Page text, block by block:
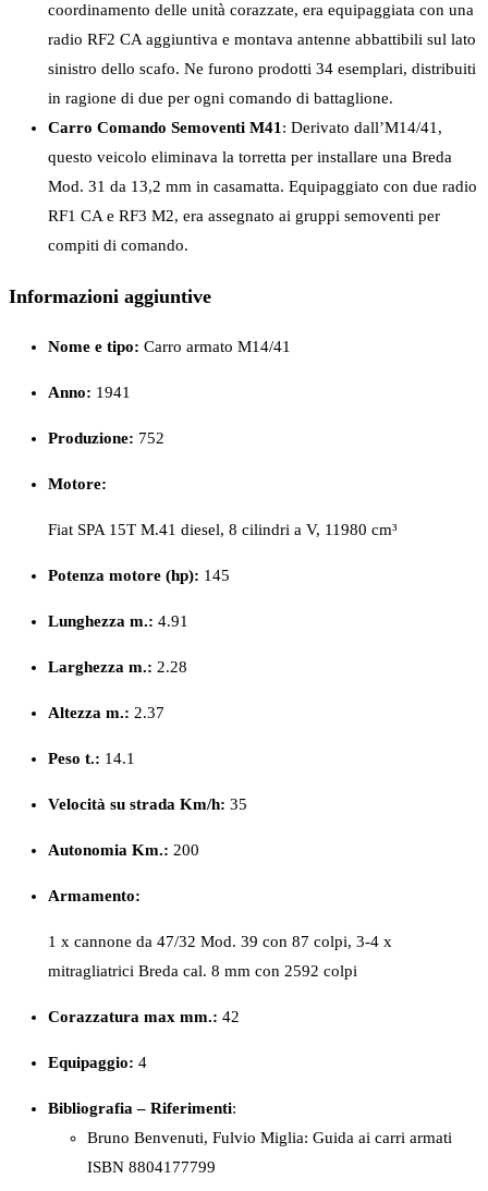
coordinamento delle unità corazzate, era equipaggiata con una
radio RF2 CA aggiuntiva e montava antenne abbattibili sul lato
sinistro dello scafo. Ne furono prodotti 34 esemplari, distribuiti
in ragione di due per ogni comando di battaglione.
Carro Comando Semoventi M41 : Derivato dall’M14/41,
questo veicolo eliminava la torretta per installare una Breda
Mod. 31 da 13,2 mm in casamatta. Equipaggiato con due radio
RF1 CA e RF3 M2, era assegnato ai gruppi semoventi per
compiti di comando.
Informazioni aggiuntive
Nome e tipo: Carro armato M14/41
Anno: 1941
Produzione: 752
Motore:
Fiat SPA 15T M.41 diesel, 8 cilindri a V, 11980 cm³
Potenza motore (hp): 145
Lunghezza m.: 4.91
Larghezza m.: 2.28
Altezza m.: 2.37
Peso t.: 14.1
Velocità su strada Km/h: 35
Autonomia Km.: 200
Armamento:
1 x cannone da 47/32 Mod. 39 con 87 colpi, 3-4 x
mitragliatrici Breda cal. 8 mm con 2592 colpi
Corazzatura max mm.: 42
Equipaggio: 4
Bibliografia – Riferimenti:
Bruno Benvenuti, Fulvio Miglia: Guida ai carri armati
ISBN 8804177799